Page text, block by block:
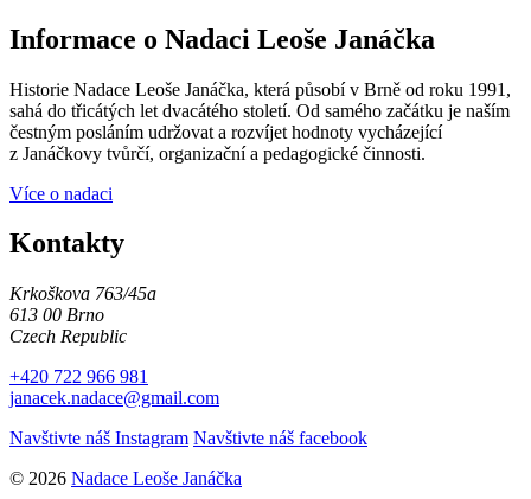
Informace o Nadaci Leoše Janáčka
Historie Nadace Leoše Janáčka, která působí v Brně od roku 1991,
sahá do třicátých let dvacátého století. Od samého začátku je naším
čestným posláním udržovat a rozvíjet hodnoty vycházející
z Janáčkovy tvůrčí, organizační a pedagogické činnosti.
Více o nadaci
Kontakty
Krkoškova 763/45a
613 00 Brno
Czech Republic
+420 722 966 981
janacek.nadace@gmail.com
Navštivte náš Instagram Navštivte náš facebook
© 2026 Nadace Leoše Janáčka